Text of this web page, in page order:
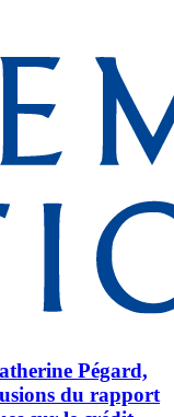
Pégard,
du rapport